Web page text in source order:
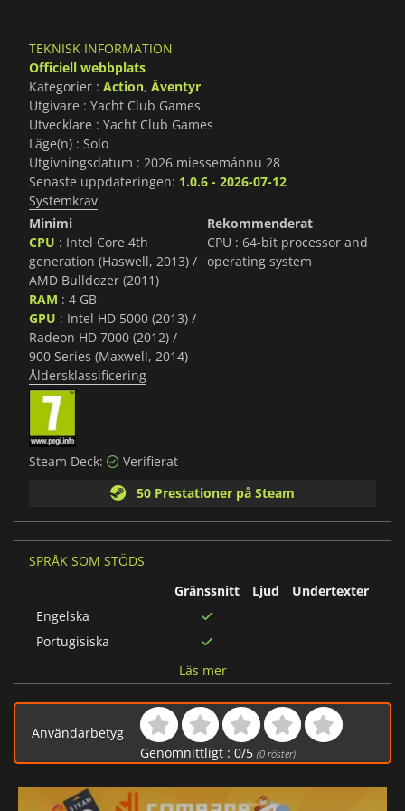
TEKNISK INFORMATION
Officiell webbplats
Kategorier : Action, Äventyr
Utgivare : Yacht Club Games
Utvecklare : Yacht Club Games
Läge(n) : Solo
Utgivningsdatum : 2026 miessemánnu 28
Senaste uppdateringen: 1.0.6 - 2026-07-12
Systemkrav
Minimi
CPU : Intel Core 4th
generation (Haswell, 2013) /
AMD Bulldozer (2011)
RAM : 4 GB
GPU : Intel HD 5000 (2013) /
Radeon HD 7000 (2012) /
900 Series (Maxwell, 2014)
Rekommenderat
CPU : 64-bit processor and
operating system
Åldersklassificering
Steam Deck:
Verifierat
50 Prestationer på Steam
SPRÅK SOM STÖDS
Gränssnitt
Ljud
Undertexter
Engelska
Portugisiska
kinesiska
Förenklad kinesiska
Franska
Läs mer
Användarbetyg
Genomnittligt : 0/5 (0röster)